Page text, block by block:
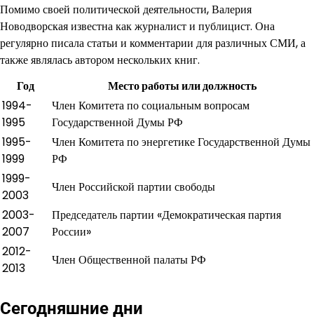
Помимо своей политической деятельности, Валерия
Новодворская известна как журналист и публицист. Она
регулярно писала статьи и комментарии для различных СМИ, а
также являлась автором нескольких книг.
Год
Место работы или должность
1994-
1995
Член Комитета по социальным вопросам
Государственной Думы РФ
1995-
1999
Член Комитета по энергетике Государственной Думы
РФ
1999-
2003
Член Российской партии свободы
2003-
2007
Председатель партии «Демократическая партия
России»
2012-
2013
Член Общественной палаты РФ
Сегодняшние дни